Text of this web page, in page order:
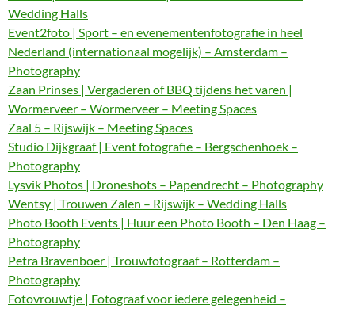
Wedding Halls
Event2foto | Sport – en evenementenfotografie in heel
Nederland (internationaal mogelijk) – Amsterdam –
Photography
Zaan Prinses | Vergaderen of BBQ tijdens het varen |
Wormerveer – Wormerveer – Meeting Spaces
Zaal 5 – Rijswijk – Meeting Spaces
Studio Dijkgraaf | Event fotografie – Bergschenhoek –
Photography
Lysvik Photos | Droneshots – Papendrecht – Photography
Wentsy | Trouwen Zalen – Rijswijk – Wedding Halls
Photo Booth Events | Huur een Photo Booth – Den Haag –
Photography
Petra Bravenboer | Trouwfotograaf – Rotterdam –
Photography
Fotovrouwtje | Fotograaf voor iedere gelegenheid –